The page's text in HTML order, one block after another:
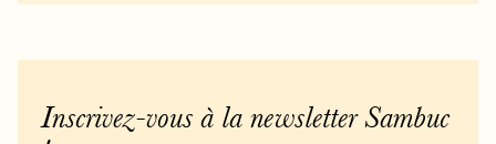
Inscrivez-vous à la newsletter Sambuc